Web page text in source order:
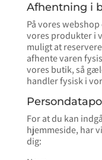
Afhentning i
På vores
vores produkter i
muligt at
afhente varen
vores butik, så
handler fysisk i
For at du kan
hjemmeside, har
dig: